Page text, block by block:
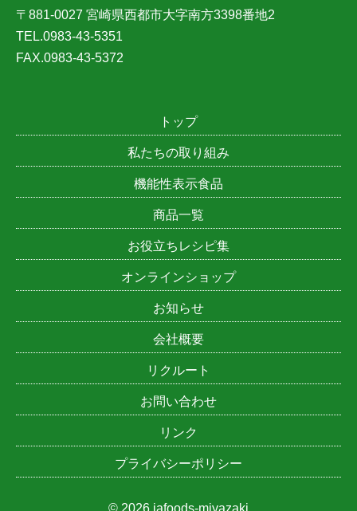
〒881-0027 宮崎県西都市大字南方3398番地2
TEL.0983-43-5351
FAX.0983-43-5372
トップ
私たちの取り組み
機能性表示食品
商品一覧
お役立ちレシピ集
オンラインショップ
お知らせ
会社概要
リクルート
お問い合わせ
リンク
プライバシーポリシー